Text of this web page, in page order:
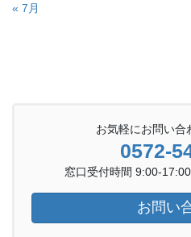
« 7月
お気軽にお問い合
0572-
窓口受付時間 9:00-
お問い